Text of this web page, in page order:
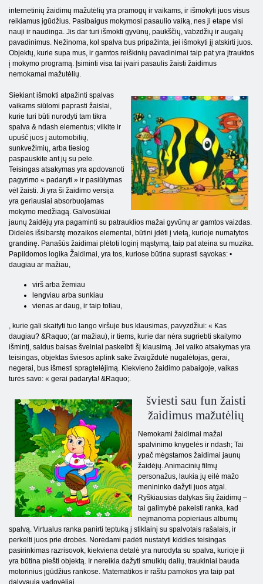
internetinių žaidimų mažutėlių yra pramogų ir vaikams, ir išmokyti juos visus
reikiamus įgūdžius. Pasibaigus mokymosi pasaulio vaiką, nes ji etape visi
nauji ir naudinga. Jis dar turi išmokti gyvūnų, paukščių, vabzdžių ir augalų
pavadinimus. Nežinoma, kol spalva bus pripažinta, jei išmokyti jį atskirti juos.
Objektų, kurie supa mus, ir gamtos reiškinių pavadinimai taip pat yra įtrauktos
į mokymo programą. Įsiminti visa tai įvairi pasaulis žaisti žaidimus
nemokamai mažutėlių.
Siekiant išmokti atpažinti spalvas
vaikams siūlomi paprasti žaislai,
kurie turi būti nurodyti tam tikra
spalva & ndash elementus; vilkite ir
upuść juos į automobilių,
sunkvežimių, arba tiesiog
paspauskite ant jų su pele.
Teisingas atsakymas yra apdovanoti
pagyrimo « padaryti » ir pasiūlymas
vėl žaisti. Ji yra ši žaidimo versija
yra geriausiai absorbuojamas
mokymo medžiagą. Galvosūkiai
jaunų žaidėjų yra pagaminti su patrauklios mažai gyvūnų ar gamtos vaizdas.
Didelės išsibarstę mozaikos elementai, būtini įdėti į vietą, kurioje numatytos
grandinę. Panašūs žaidimai plėtoti loginį mąstymą, taip pat ateina su muzika.
Papildomos logika Žaidimai, yra tos, kuriose būtina suprasti sąvokas: •
daugiau ar mažiau,
virš arba žemiau
lengviau arba sunkiau
vienas ar daug, ir taip toliau,
, kurie gali skaityti tuo lango viršuje bus klausimas, pavyzdžiui: « Kas
daugiau? &Raquo; (ar mažiau), ir tiems, kurie dar nėra sugriebti skaitymo
išmintį, saldus balsas švelniai paskelbti šį klausimą. Jei vaiko atsakymas yra
teisingas, objektas šviesos aplink sakė žvaigždutė nugalėtojas, gerai,
negerai, bus išmesti spragtelėjimą. Kiekvieno žaidimo pabaigoje, vaikas
turės savo: « gerai padaryta! &Raquo;.
šviesti sau fun žaisti
žaidimus mažutėlių
Nemokami žaidimai mažai
spalvinimo knygelės ir ndash; Tai
ypač mėgstamos žaidimai jaunų
žaidėjų. Animacinių filmų
personažus, laukia jų eilė mažo
menininko dažyti juos atgal.
Ryškiausias dalykas šių žaidimų –
tai galimybė pakeisti ranka, kad
neįmanoma popieriaus albumų
spalvą. Virtualus ranka panirti teptuką į stiklainį su spalvotais rašalais, ir
perkelti juos prie drobės. Norėdami padėti nustatyti kiddies teisingas
pasirinkimas razrisovok, kiekviena detalė yra nurodyta su spalva, kurioje ji
yra būtina piešti objektą. Ir nereikia dažyti smulkių dalių, traukiniai bauda
motorinius įgūdžius rankose. Matematikos ir raštu pamokos yra taip pat
dalyvauja vadovėliai.